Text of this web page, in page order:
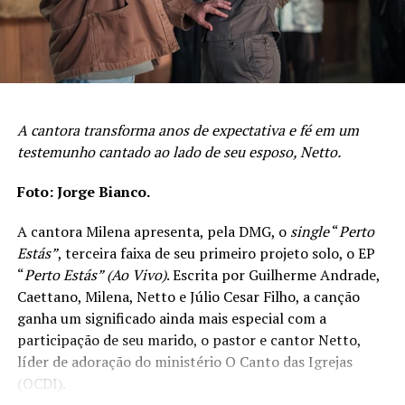
A cantora transforma anos de expectativa e fé em um
testemunho cantado ao lado de seu esposo, Netto.
Foto: Jorge Bianco.
A cantora Milena apresenta, pela DMG, o single“Perto
Estás”, terceira faixa de seu primeiro projeto solo, o EP
“Perto Estás” (Ao Vivo). Escrita por Guilherme Andrade,
Caettano, Milena, Netto e Júlio Cesar Filho, a canção
ganha um significado ainda mais especial com a
participação de seu marido, o pastor e cantor Netto,
líder de adoração do ministério O Canto das Igrejas
(OCDI).